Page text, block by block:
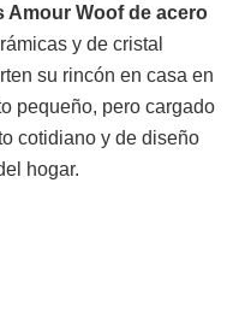
Amour Woof de acero
y de cristal
su rincón en casa en
pequeño, pero cargado
cotidiano y de diseño
hogar.